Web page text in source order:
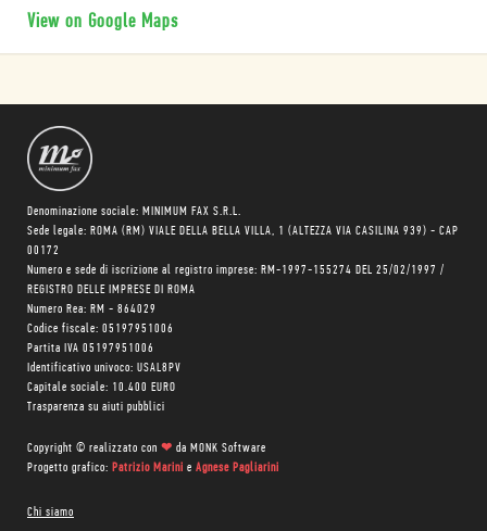
View on Google Maps
Denominazione sociale: MINIMUM FAX S.R.L.
Sede legale: ROMA (RM) VIALE DELLA BELLA VILLA, 1 (ALTEZZA VIA CASILINA 939) - CAP
00172
Numero e sede di iscrizione al registro imprese: RM-1997-155274 DEL 25/02/1997 /
REGISTRO DELLE IMPRESE DI ROMA
Numero Rea: RM - 864029
Codice fiscale: 05197951006
Partita IVA 05197951006
Identificativo univoco: USAL8PV
Capitale sociale: 10.400 EURO
Trasparenza su aiuti pubblici
Copyright © realizzato con ❤ da MONK Software
Progetto grafico: Patrizio Marini e Agnese Pagliarini
Chi siamo